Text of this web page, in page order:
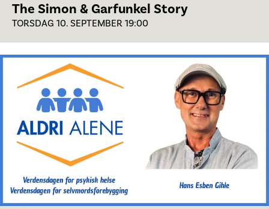
The Simon & Garfunkel Story
TORSDAG 10. SEPTEMBER 19:00